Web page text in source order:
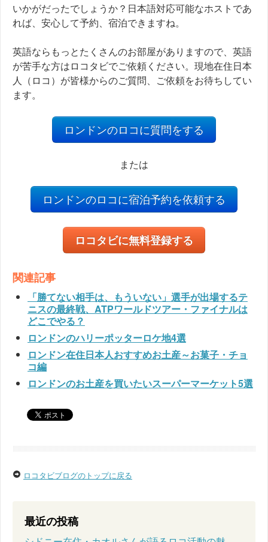
いかがだったでしょうか？日本語対応可能なホストであ
れば、安心して予約、宿泊できますね。
英語ならもっとたくさんのお部屋がありますので、英語
が苦手な方はロコタビでご依頼ください。現地在住日本
人（ロコ）が皆様からのご質問、ご依頼をお待ちしてい
ます。
ロンドンのロコに質問をする
または
ロンドンのロコに宿泊予約を依頼する
ロコタビに無料登録する
関連記事
「勝てない相手は、もういない」選手が出場するテ
ニスの最終戦、ATPワールドツアー・ファイナルは
どこでやる？
ロンドンのハリーポッターロケ地4選
ロンドン在住日本人おすすめお土産～お菓子・チョ
コ編
ロンドンのお土産を買いたいスーパーマーケット5選
ロコタビブログのトップに戻る
最近の投稿